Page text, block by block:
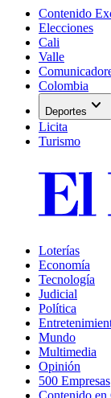
Contenido
Elecciones
Cali
Valle
Colombia
Deportes expand_more
Licita
Turismo
Loterías
Economía
Tecnología
Judicial
Política
Mundo
Multimedia
Opinión
500 Empresas